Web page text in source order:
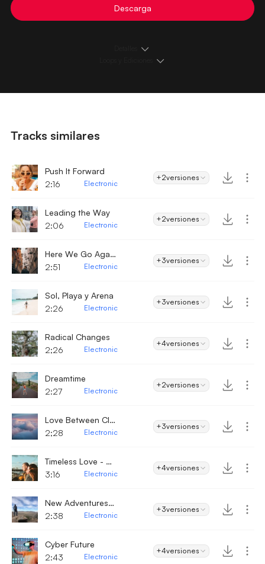
Descarga
Tracks similares
Push It Forward
2:16
Electronic
+2versiones
Leading the Way
2:06
Electronic
+2versiones
Here We Go Again
2:51
Electronic
+3versiones
Sol, Playa y Arena
2:26
Electronic
+3versiones
Radical Changes
2;26
Electronic
+4versiones
Dreamtime
2:27
Electronic
+2versiones
Love Between Clouds
2;28
Electronic
+3versiones
Timeless Love - Electronic
3:16
Electronic
+4versiones
New Adventures Waiting
2:38
Electronic
+3versiones
Cyber Future
2:43
Electronic
+4versiones